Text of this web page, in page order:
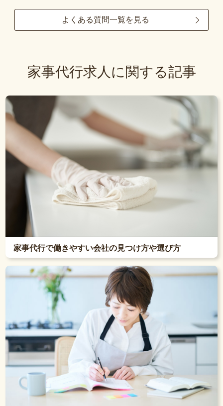
よくある質問一覧を見る
家事代行求人に関する記事
家事代行で働きやすい会社の見つけ方や選び方